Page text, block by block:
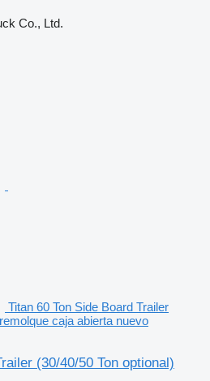
Co., Ltd.
Titan 60 Ton Side Board Trailer
caja abierta nuevo
(30/40/50 Ton optional)